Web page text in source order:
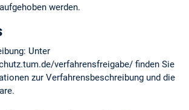
werden.
Unter
verfahrensfreigabe/ finden Sie
zur Verfahrensbeschreibung und die